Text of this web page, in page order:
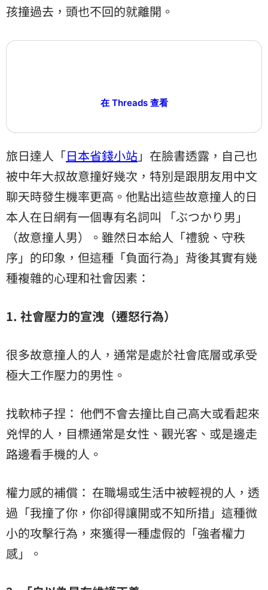
孩撞過去，頭也不回的就離開。
在 Threads 查看
旅日達人「日本省錢小站」在臉書透露，自己也
被中年大叔故意撞好幾次，特別是跟朋友用中文
聊天時發生機率更高。他點出這些故意撞人的日
本人在日網有一個專有名詞叫 「ぶつかり男」
（故意撞人男）。雖然日本給人「禮貌、守秩
序」的印象，但這種「負面行為」背後其實有幾
種複雜的心理和社會因素：
1. 社會壓力的宣洩（遷怒行為）
很多故意撞人的人，通常是處於社會底層或承受
極大工作壓力的男性。
找軟柿子捏： 他們不會去撞比自己高大或看起來
兇悍的人，目標通常是女性、觀光客、或是邊走
路邊看手機的人。
權力感的補償： 在職場或生活中被輕視的人，透
過「我撞了你，你卻得讓開或不知所措」這種微
小的攻擊行為，來獲得一種虛假的「強者權力
感」。